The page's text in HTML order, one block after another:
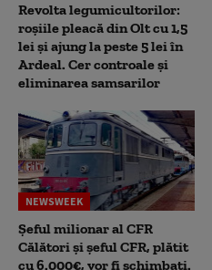
Revolta legumicultorilor:
roșiile pleacă din Olt cu 1,5
lei și ajung la peste 5 lei în
Ardeal. Cer controale și
eliminarea samsarilor
NEWSWEEK
Șeful milionar al CFR
Călători și șeful CFR, plătit
cu 6.000€, vor fi schimbați.